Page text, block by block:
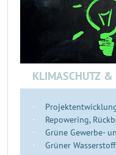
KLIMASCHUTZ &
Repowering,
Grüne Gewerbe-
Grüner Wasserstoff